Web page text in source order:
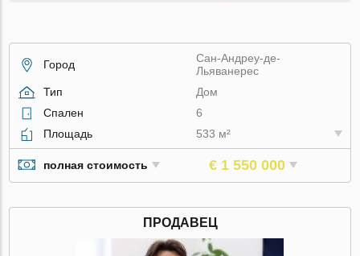
Город
Сан-Андреу-де-
Льяванерес
Тип
Дом
Спален
6
Площадь
533 м²
полная стоимость € 1 550 000
ПРОДАВЕЦ